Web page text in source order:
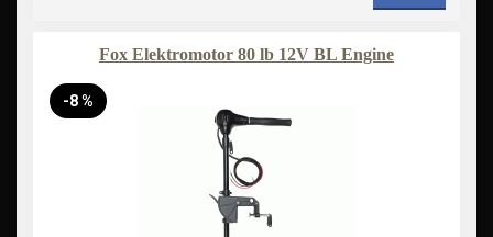
Fox Elektromotor 80 lb 12V BL Engine
-8 %